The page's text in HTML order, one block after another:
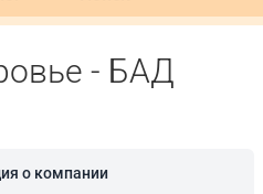
- БАД
о компании